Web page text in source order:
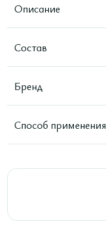
Описание
Состав
Бренд
Способ применения